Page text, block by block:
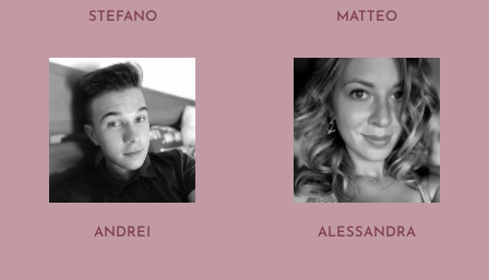
STEFANO MATTEO
ANDREI ALESSANDRA